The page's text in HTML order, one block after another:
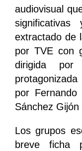
audiovisual
extractado de
por TVE con
dirigida
por
Sánchez
Los grupos
breve ficha